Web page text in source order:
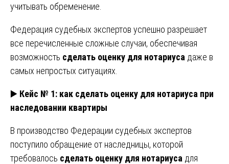
учитывать обременение.
Федерация судебных экспертов успешно разрешает
все перечисленные сложные случаи, обеспечивая
возможность сделать оценку для нотариуса даже в
самых непростых ситуациях.
▶️ Кейс № 1: как сделать оценку для нотариуса при
наследовании квартиры
В производство Федерации судебных экспертов
поступило обращение от наследницы, которой
требовалось сделать оценку для нотариуса для